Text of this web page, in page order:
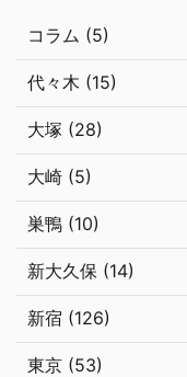
コラム (5)
代々木 (15)
大塚 (28)
大崎 (5)
巣鴨 (10)
新大久保 (14)
新宿 (126)
東京 (53)